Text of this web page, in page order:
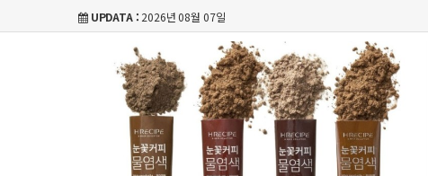
UPDATA : 2026년 08월 07일